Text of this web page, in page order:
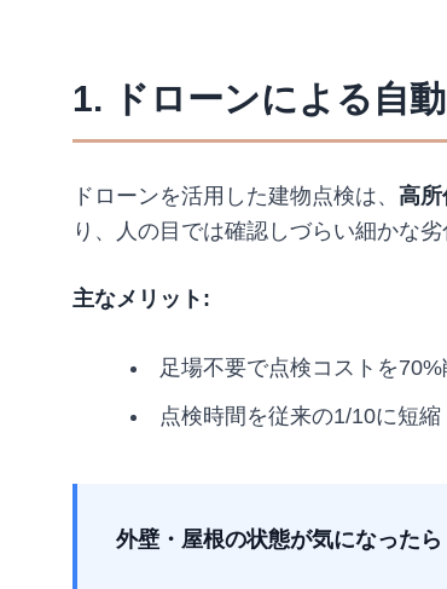
1. ドローンによる自
ドローンを活用した建物点検は、 高所
り、人の目では確認しづらい細かな
主なメリット:
足場不要で点検コストを70%
点検時間を従来の1/10に短縮
外壁・屋根の状態が気になったら